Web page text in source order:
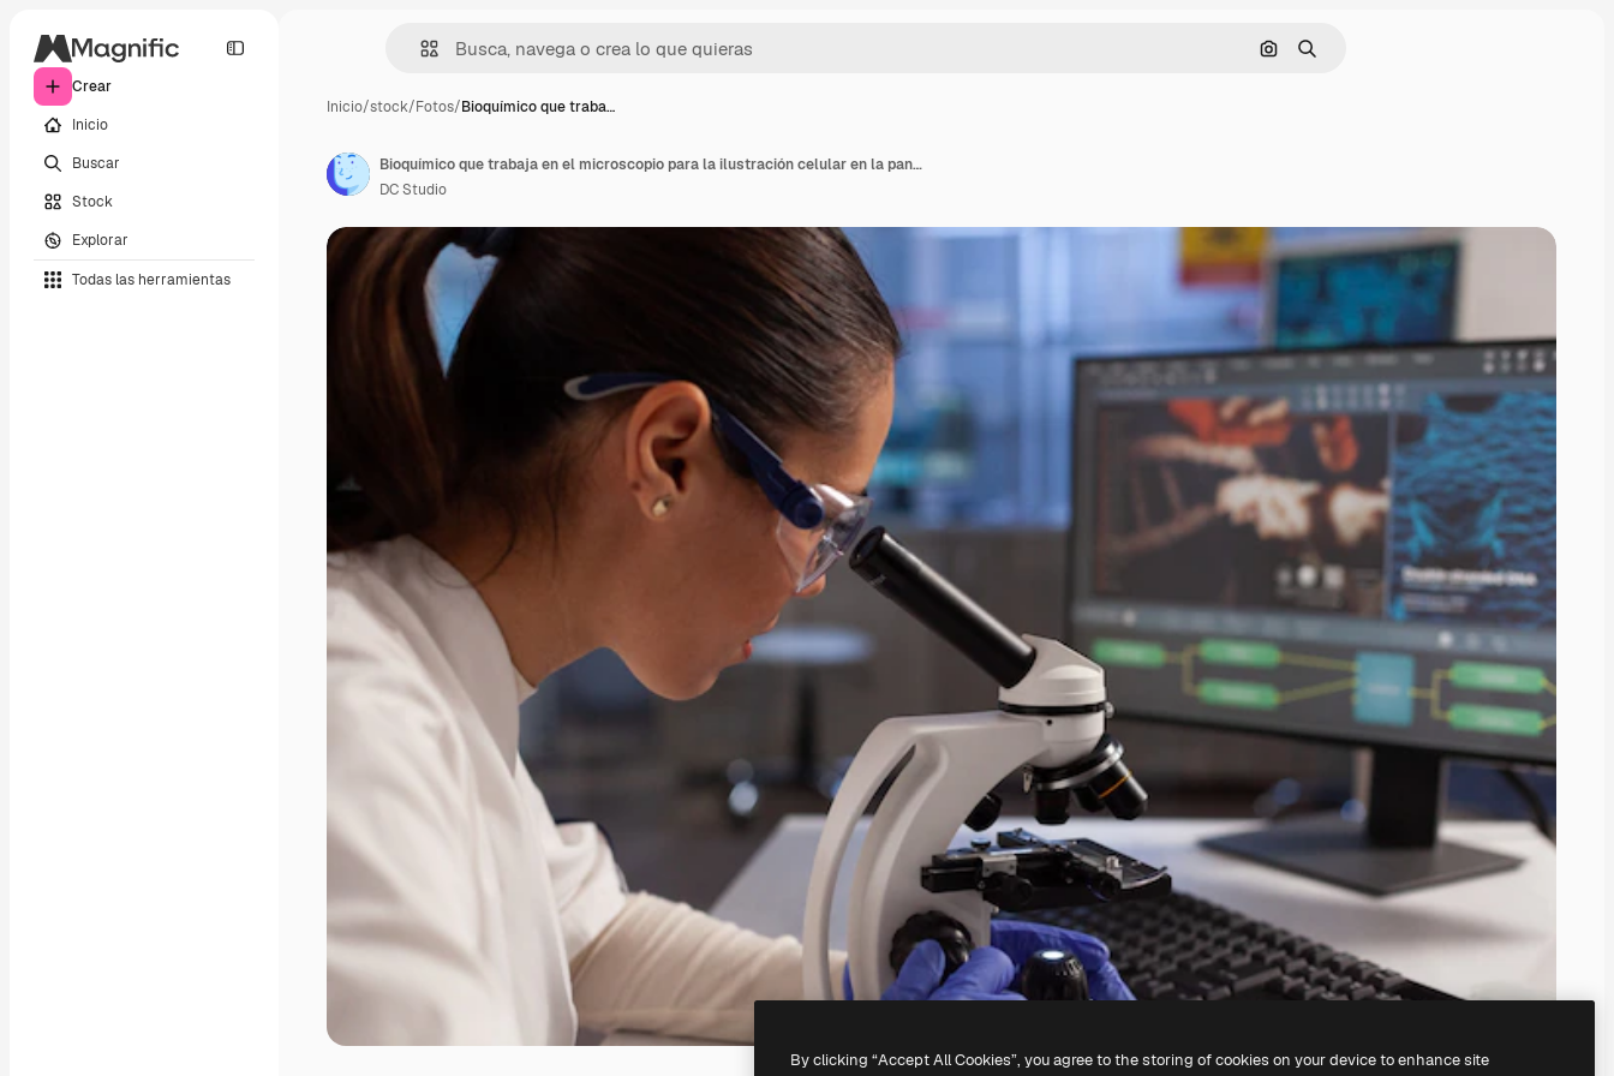
Crear
Inicio
Buscar
Stock
Explorar
Todas las herramientas
Buscar por imagen
Buscar
Inicio/stock/Fotos/Bioquímico que traba…
Bioquímico que trabaja en el microscopio para la ilustración celular en la pantalla de la computadora en el laboratorio químico. Mujer científica analizando adn del virus, tejido celular, diagrama de núcleo de plasma y hemoglobina
DC Studio
By clicking “Accept All Cookies”, you agree to the storing of cookies on your device to enhance site